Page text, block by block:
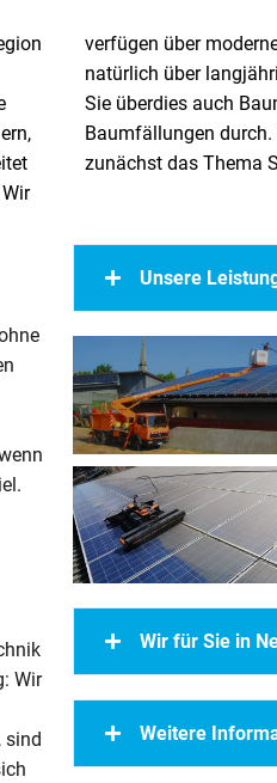
zunächst das Thema
Wir
sind
Unsere
Wir für Sie in
Weitere